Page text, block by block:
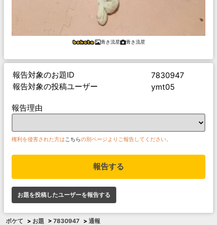
青き流星 青き流星
報告対象のお題ID
7830947
報告対象の投稿ユーザー
ymt05
報告理由
権利を侵害された方は こちらの別ページよりご報告してください。
報告する
お題を投稿したユーザーを報告する
ボケて > お題 > 7830947 > 通報